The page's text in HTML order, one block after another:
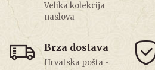
Velika kolekcija
naslova
Brza dostava
Hrvatska pošta -